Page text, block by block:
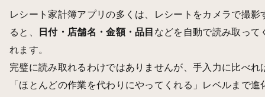
レシート家計簿アプリの多くは、レシートをカメラで撮影
ると、
日付・店舗名・金額・品目 などを自動で読み取って
れます。
完璧に読み取れるわけではありませんが、手入力に比べれ
「ほとんどの作業を代わりにやってくれる」レベルまで進